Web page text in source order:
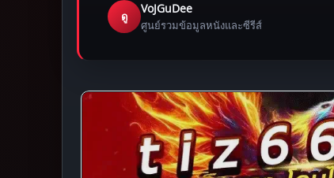
ดู
VoJGuDee
ศูนย์รวมข้อมูลหนังและซีรีส์